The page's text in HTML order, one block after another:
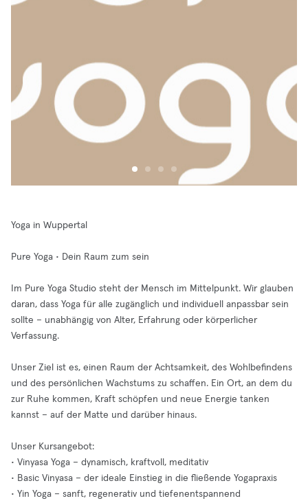
Yoga in Wuppertal
Pure Yoga • Dein Raum zum sein
Im Pure Yoga Studio steht der Mensch im Mittelpunkt. Wir glauben
daran, dass Yoga für alle zugänglich und individuell anpassbar sein
sollte – unabhängig von Alter, Erfahrung oder körperlicher
Verfassung.
Unser Ziel ist es, einen Raum der Achtsamkeit, des Wohlbefindens
und des persönlichen Wachstums zu schaffen. Ein Ort, an dem du
zur Ruhe kommen, Kraft schöpfen und neue Energie tanken
kannst – auf der Matte und darüber hinaus.
Unser Kursangebot:
• Vinyasa Yoga – dynamisch, kraftvoll, meditativ
• Basic Vinyasa – der ideale Einstieg in die fließende Yogapraxis
• Yin Yoga – sanft, regenerativ und tiefenentspannend